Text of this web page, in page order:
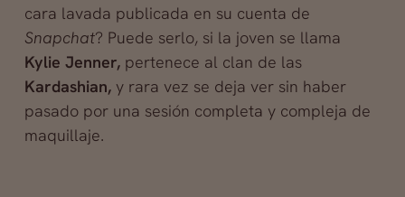
cara lavada publicada en su cuenta de
Snapchat? Puede serlo, si la joven se llama
Kylie Jenner,pertenece al clan de las
Kardashian,y rara vez se deja ver sin haber
pasado por una sesión completa y compleja de
maquillaje.